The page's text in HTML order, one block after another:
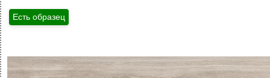
Есть образец